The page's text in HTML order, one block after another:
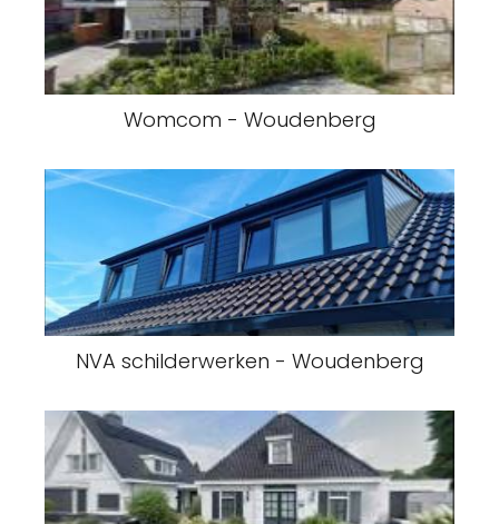
Womcom - Woudenberg
NVA schilderwerken - Woudenberg